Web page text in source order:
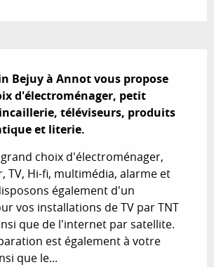
Bejuy à Annot vous propose
d'électroménager, petit
téléviseurs, produits
et literie.
choix d'électroménager,
TV, Hi-fi, multimédia, alarme et
également d'un
vos installations de TV par TNT
que de l'internet par satellite.
est également à votre
que le...